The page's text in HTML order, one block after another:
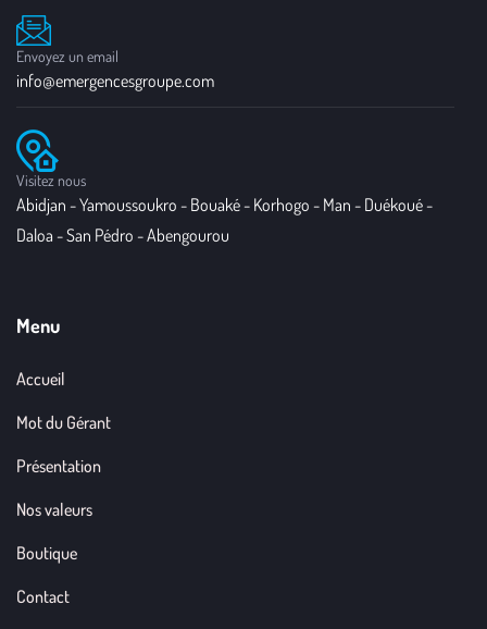
Envoyez un email
info@emergencesgroupe.com
Visitez nous
Abidjan - Yamoussoukro - Bouaké - Korhogo - Man - Duékoué -
Daloa - San Pédro - Abengourou
Menu
Accueil
Mot du Gérant
Présentation
Nos valeurs
Boutique
Contact